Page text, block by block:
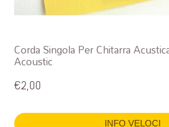
Corda Singola Per Chitarra
Acoustic
€2,00
INFO VELOCI